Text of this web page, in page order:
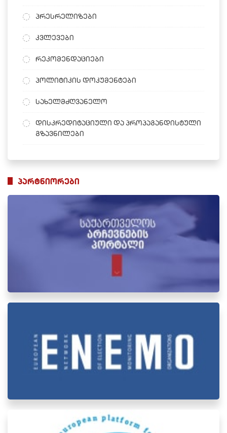
პრესრელიზები
კვლევები
რეკომენდაციები
პოლიტიკის დოკუმენტები
სახელმძღვანელო
დისკრედიტაციული და პროპაგანდისტული
გზავნილები
პარტნიორები